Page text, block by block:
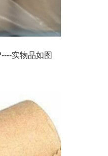
实物品如图